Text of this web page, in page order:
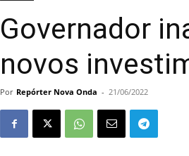
Governador
novos
Por Repórter Nova Onda - 21/06/2022